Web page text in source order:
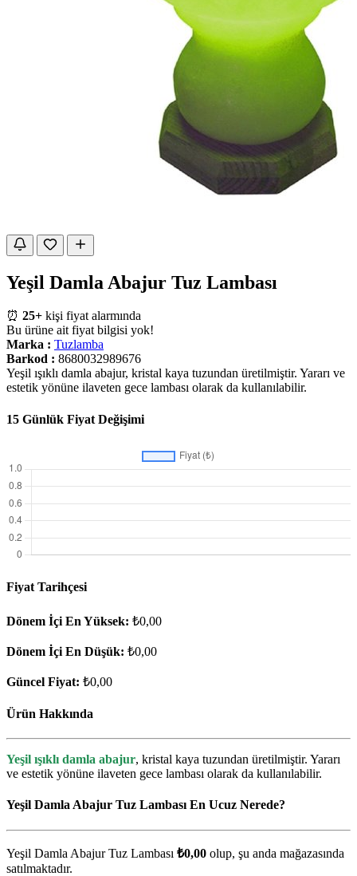
Yeşil Damla Abajur Tuz Lambası
⏰ 25+ kişi fiyat alarmında
Bu ürüne ait fiyat bilgisi yok!
Marka : Tuzlamba
Barkod : 8680032989676
Yeşil ışıklı damla abajur, kristal kaya tuzundan üretilmiştir. Yararı ve
estetik yönüne ilaveten gece lambası olarak da kullanılabilir.
15 Günlük Fiyat Değişimi
Fiyat Tarihçesi
Dönem İçi En Yüksek: ₺0,00
Dönem İçi En Düşük: ₺0,00
Güncel Fiyat: ₺0,00
Ürün Hakkında
Yeşil ışıklı damla abajur, kristal kaya tuzundan üretilmiştir. Yararı
ve estetik yönüne ilaveten gece lambası olarak da kullanılabilir.
Yeşil Damla Abajur Tuz Lambası En Ucuz Nerede?
Yeşil Damla Abajur Tuz Lambası ₺0,00 olup, şu anda mağazasında
satılmaktadır.